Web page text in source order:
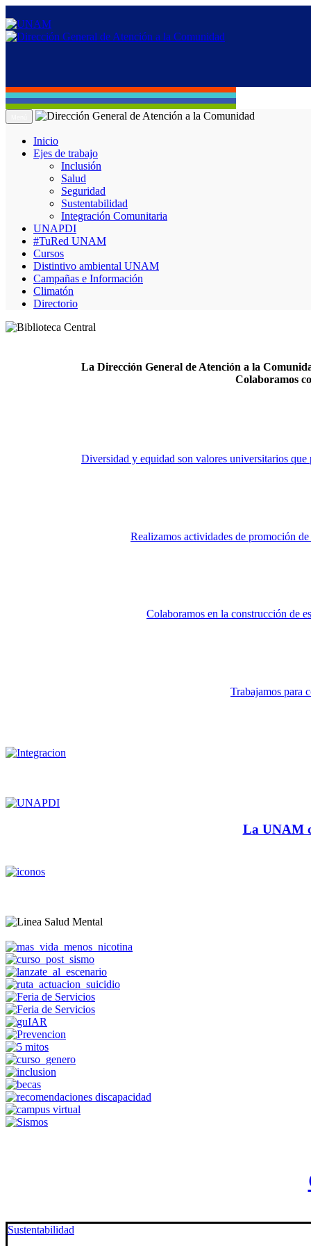
Inicio
Ejes de trabajo
Inclusión
Salud
Seguridad
Sustentabilidad
Integración Comunitaria
UNAPDI
#TuRed UNAM
Cursos
Distintivo ambiental UNAM
Campañas e Información
Climatón
Directorio
La Dirección General de Atención a la
Colaboramos
Diversidad y equidad son valores universitarios que
Realizamos actividades de promoción
Colaboramos en la construcción de
Trabajamos para
La UNAM
Sustentabilidad